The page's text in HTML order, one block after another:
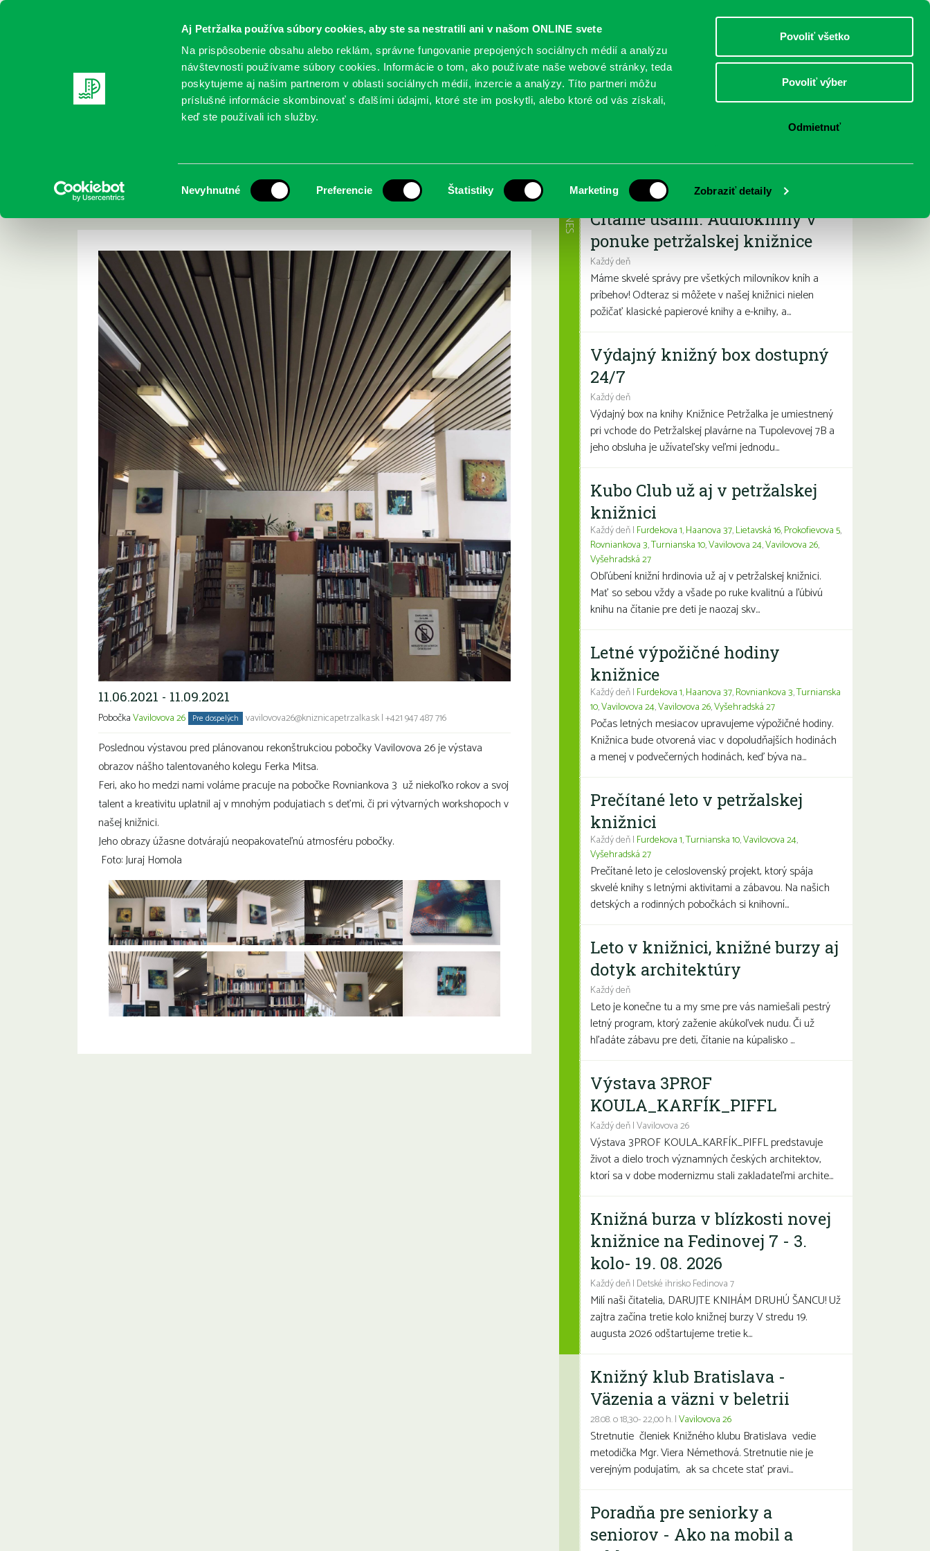
Aj Petržalka používa súbory cookies, aby ste sa nestratili ani v našom ONLINE svete
Na prispôsobenie obsahu alebo reklám, správne fungovanie prepojených sociálnych médií a analýzu
návštevnosti používame súbory cookies. Informácie o tom, ako používate naše webové stránky, teda
poskytujeme aj našim partnerom v oblasti sociálnych médií, inzercie a analýzy. Títo partneri môžu
príslušné informácie skombinovať s ďalšími údajmi, ktoré ste im poskytli, alebo ktoré od vás získali,
keď ste používali ich služby.
súhlasu
Nevyhnutné Preferencie Štatistiky Marketing Zobraziť detaily
Povoliť všetko
Povoliť výber
Odmietnuť
DOSPELÍ
REGISTRUJTE SA ONLINE KATALÓGY SLUŽBY PODUJATIA POBOČKY O KNIŽNICI
Výstava obrazov nášho kolegu
knihovníka Františka Mitsa
11.06.2021 - 11.09.2021
PobočkaVavilovova 26 Pre dospelých vavilovova26@kniznicapetrzalka.sk|+421 947 487 716
Poslednou výstavou pred plánovanou rekonštrukciou pobočky Vavilovova 26 je výstava
obrazov nášho talentovaného kolegu Ferka Mitsa.
Feri, ako ho medzi nami voláme pracuje na pobočke Rovniankova 3 už niekoľko rokov a svoj
talent a kreativitu uplatnil aj v mnohým podujatiach s deťmi, či pri výtvarných workshopoch v
našej knižnici.
Jeho obrazy úžasne dotvárajú neopakovateľnú atmosféru pobočky.
Foto: Juraj Homola
Najbližšie podujatia
Čítame ušami. Audioknihy v
ponuke petržalskej knižnice
Každý deň
Máme skvelé správy pre všetkých milovníkov kníh a
príbehov! Odteraz si môžete v našej knižnici nielen
požičať klasické papierové knihy a e-knihy, a...
DNES
Výdajný knižný box dostupný
24/7
Každý deň
Výdajný box na knihy Knižnice Petržalka je umiestnený
pri vchode do Petržalskej plavárne na Tupolevovej 7B a
jeho obsluha je užívateľsky veľmi jednodu...
Kubo Club už aj v petržalskej
knižnici
Každý deň | Furdekova 1,Haanova 37,Lietavská 16,Prokofievova 5,
Rovniankova 3,Turnianska 10,Vavilovova 24,Vavilovova 26,
Vyšehradská 27
Obľúbení knižní hrdinovia už aj v petržalskej knižnici.
Mať so sebou vždy a všade po ruke kvalitnú a ľúbivú
knihu na čítanie pre deti je naozaj skv...
Letné výpožičné hodiny
knižnice
Každý deň | Furdekova 1,Haanova 37,Rovniankova 3,Turnianska
10,Vavilovova 24,Vavilovova 26,Vyšehradská 27
Počas letných mesiacov upravujeme výpožičné hodiny.
Knižnica bude otvorená viac v dopoludňajších hodinách
a menej v podvečerných hodinách, keď býva na...
Prečítané leto v petržalskej
knižnici
Každý deň | Furdekova 1,Turnianska 10,Vavilovova 24,
Vyšehradská 27
Prečítané leto je celoslovenský projekt, ktorý spája
skvelé knihy s letnými aktivitami a zábavou. Na našich
detských a rodinných pobočkách si knihovní...
Leto v knižnici, knižné burzy aj
dotyk architektúry
Každý deň
Leto je konečne tu a my sme pre vás namiešali pestrý
letný program, ktorý zaženie akúkoľvek nudu. Či už
hľadáte zábavu pre deti, čítanie na kúpalisko ...
Výstava 3PROF
KOULA_KARFÍK_PIFFL
Každý deň | Vavilovova 26
Výstava 3PROF KOULA_KARFÍK_PIFFL predstavuje
život a dielo troch významných českých architektov,
ktorí sa v dobe modernizmu stali zakladateľmi archite...
Knižná burza v blízkosti novej
knižnice na Fedinovej 7 - 3.
kolo- 19. 08. 2026
Každý deň | Detské ihrisko Fedinova 7
Milí naši čitatelia, DARUJTE KNIHÁM DRUHÚ ŠANCU! Už
zajtra začína tretie kolo knižnej burzy V stredu 19.
augusta 2026 odštartujeme tretie k...
Knižný klub Bratislava -
Väzenia a väzni v beletrii
28.08. o 18,30- 22,00 h. |Vavilovova 26
Stretnutie členiek Knižného klubu Bratislava vedie
metodička Mgr. Viera Némethová. Stretnutie nie je
verejným podujatím, ak sa chcete stať pravi...
Poradňa pre seniorky a
seniorov - Ako na mobil a